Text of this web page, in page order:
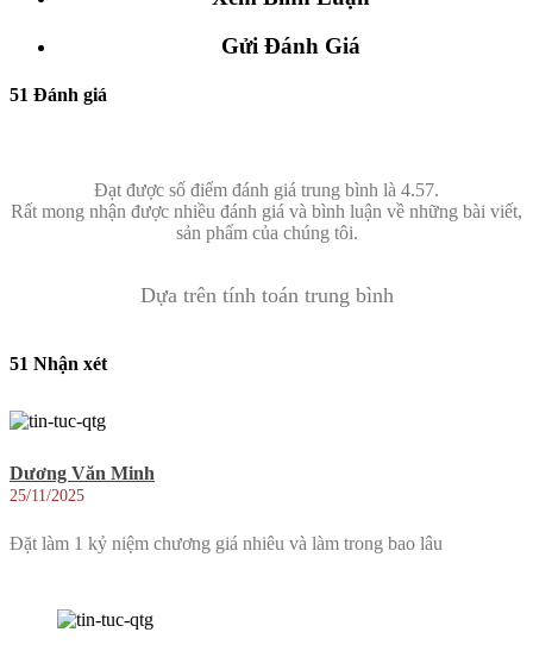
Gửi Đánh Giá
51 Đánh giá
Đạt được số điểm đánh giá trung bình là 4.57.
Rất mong nhận được nhiều đánh giá và bình luận về những bài viết,
sản phẩm của chúng tôi.
Dựa trên tính toán trung bình
51 Nhận xét
Dương Văn Minh
25/11/2025
Đặt làm 1 kỷ niệm chương giá nhiêu và làm trong bao lâu